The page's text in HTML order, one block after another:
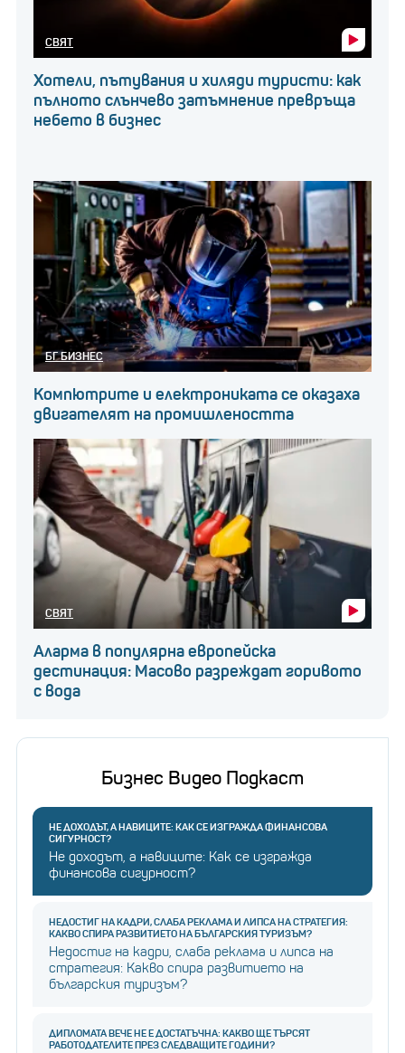
СВЯТ
Хотели, пътувания и хиляди туристи: как
пълното слънчево затъмнение превръща
небето в бизнес
БГ БИЗНЕС
Компютрите и електрониката се оказаха
двигателят на промишлеността
СВЯТ
Аларма в популярна европейска
дестинация: Масово разреждат горивото
с вода
Бизнес Видео Подкаст
НЕ ДОХОДЪТ, А НАВИЦИТЕ: КАК СЕ ИЗГРАЖДА ФИНАНСОВА
СИГУРНОСТ?
Не доходът, а навиците: Как се изгражда
финансова сигурност?
НЕДОСТИГ НА КАДРИ, СЛАБА РЕКЛАМА И ЛИПСА НА СТРАТЕГИЯ:
КАКВО СПИРА РАЗВИТИЕТО НА БЪЛГАРСКИЯ ТУРИЗЪМ?
Недостиг на кадри, слаба реклама и липса на
стратегия: Какво спира развитието на
българския туризъм?
ДИПЛОМАТА ВЕЧЕ НЕ Е ДОСТАТЪЧНА: КАКВО ЩЕ ТЪРСЯТ
РАБОТОДАТЕЛИТЕ ПРЕЗ СЛЕДВАЩИТЕ ГОДИНИ?